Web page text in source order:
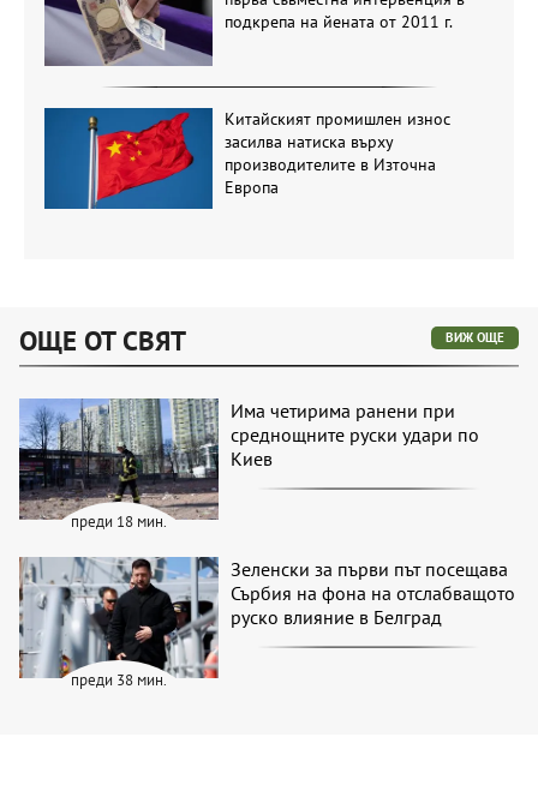
подкрепа на йената от 2011 г.
Китайският промишлен износ
засилва натиска върху
производителите в Източна
Европа
ОЩЕ ОТ СВЯТ ВИЖ ОЩЕ
преди 18 мин.
Има четирима ранени при
среднощните руски удари по
Киев
преди 38 мин.
Зеленски за първи път посещава
Сърбия на фона на отслабващото
руско влияние в Белград